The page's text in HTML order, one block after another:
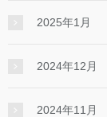
2025年1月
2024年12月
2024年11月